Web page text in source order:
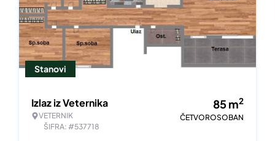
Stanovi
Izlaz iz Veternika
VETERNIK
ŠIFRA: #537718
85m2
ČETVOROSOBAN